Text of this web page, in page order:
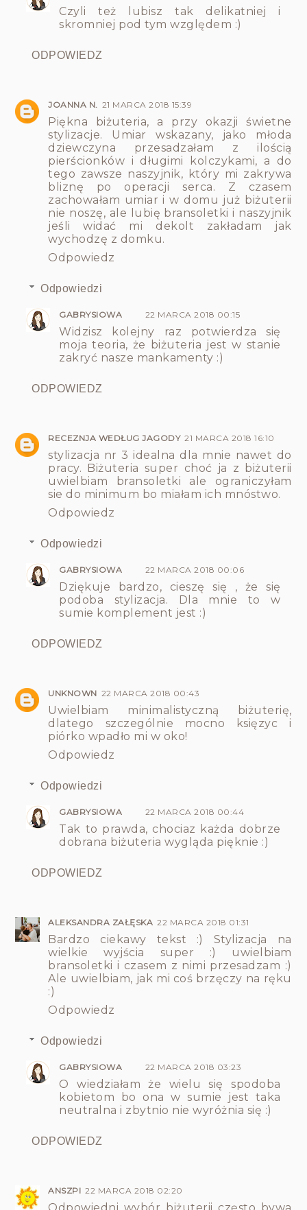
Czyli też lubisz tak delikatniej i
skromniej pod tym względem :)
ODPOWIEDZ
JOANNA N. 21 MARCA 2018 15:39
Piękna biżuteria, a przy okazji świetne
stylizacje. Umiar wskazany, jako młoda
dziewczyna przesadzałam z ilością
pierścionków i długimi kolczykami, a do
tego zawsze naszyjnik, który mi zakrywa
bliznę po operacji serca. Z czasem
zachowałam umiar i w domu już biżuterii
nie noszę, ale lubię bransoletki i naszyjnik
jeśli widać mi dekolt zakładam jak
wychodzę z domku.
Odpowiedz
Odpowiedzi
GABRYSIOWA 22 MARCA 2018 00:15
Widzisz kolejny raz potwierdza się
moja teoria, że biżuteria jest w stanie
zakryć nasze mankamenty :)
ODPOWIEDZ
RECEZNJA WEDŁUG JAGODY 21 MARCA 2018 16:10
stylizacja nr 3 idealna dla mnie nawet do
pracy. Biżuteria super choć ja z biżuterii
uwielbiam bransoletki ale ograniczyłam
sie do minimum bo miałam ich mnóstwo.
Odpowiedz
Odpowiedzi
GABRYSIOWA 22 MARCA 2018 00:06
Dziękuje bardzo, cieszę się , że się
podoba stylizacja. Dla mnie to w
sumie komplement jest :)
ODPOWIEDZ
UNKNOWN 22 MARCA 2018 00:43
Uwielbiam minimalistyczną biżuterię,
dlatego szczególnie mocno księzyc i
piórko wpadło mi w oko!
Odpowiedz
Odpowiedzi
GABRYSIOWA 22 MARCA 2018 00:44
Tak to prawda, chociaz każda dobrze
dobrana biżuteria wygląda pięknie :)
ODPOWIEDZ
ALEKSANDRA ZAŁĘSKA 22 MARCA 2018 01:31
Bardzo ciekawy tekst :) Stylizacja na
wielkie wyjścia super :) uwielbiam
bransoletki i czasem z nimi przesadzam :)
Ale uwielbiam, jak mi coś brzęczy na ręku
:)
Odpowiedz
Odpowiedzi
GABRYSIOWA 22 MARCA 2018 03:23
O wiedziałam że wielu się spodoba
kobietom bo ona w sumie jest taka
neutralna i zbytnio nie wyróżnia się :)
ODPOWIEDZ
ANSZPI 22 MARCA 2018 02:20